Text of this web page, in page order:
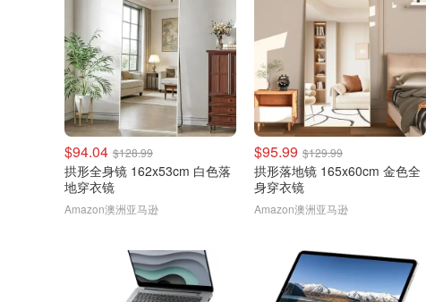
$94.04 $128.99
拱形全身镜 162x53cm 白色落
地穿衣镜
Amazon澳洲亚马逊
$95.99 $129.99
拱形落地镜 165x60cm 金色全
身穿衣镜
Amazon澳洲亚马逊